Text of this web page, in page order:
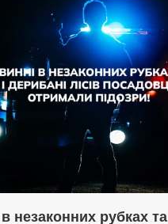
незаконних рубках та